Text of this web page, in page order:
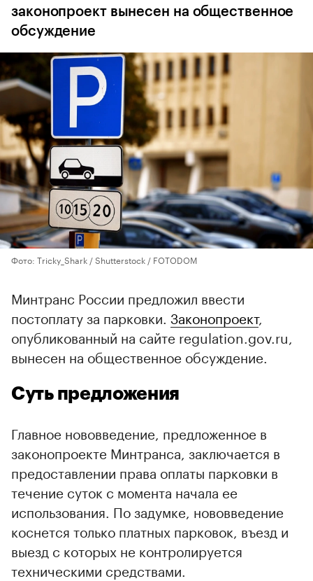
законопроект вынесен на общественное
обсуждение
Фото: Tricky_Shark / Shutterstock / FOTODOM
Минтранс России предложил ввести
постоплату за парковки. Законопроект,
опубликованный на сайте regulation.gov.ru,
вынесен на общественное обсуждение.
Суть предложения
Главное нововведение, предложенное в
законопроекте Минтранса, заключается в
предоставлении права оплаты парковки в
течение суток с момента начала ее
использования. По задумке, нововведение
коснется только платных парковок, въезд и
выезд с которых не контролируется
техническими средствами.